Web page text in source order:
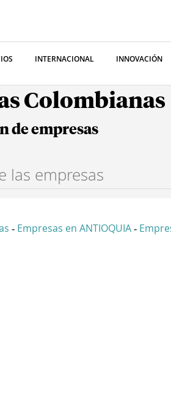
INTERNACIONAL INNOVACIÓN
Colombianas
de empresas
- Empresas en ANTIOQUIA -